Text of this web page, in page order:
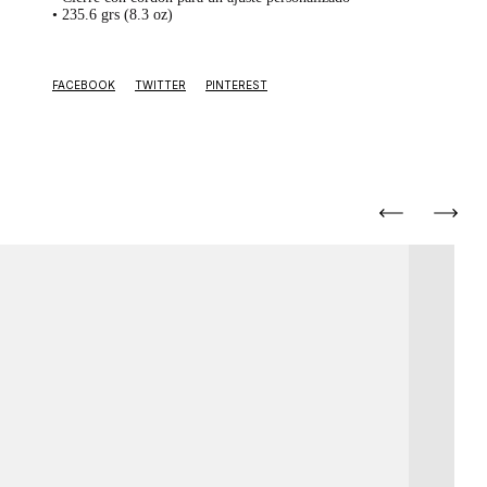
• 235.6 grs (8.3 oz)
FACEBOOK TWITTER PINTEREST